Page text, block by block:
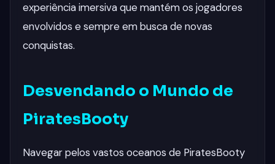
experiência imersiva que mantém os jogadores
envolvidos e sempre em busca de novas
conquistas.
Desvendando o Mundo de
PiratesBooty
Navegar pelos vastos oceanos de PiratesBooty